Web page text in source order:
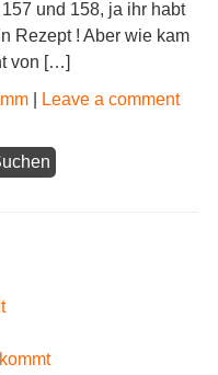
und 158, ja ihr habt
Rezept ! Aber wie kam
von […]
Leave a comment